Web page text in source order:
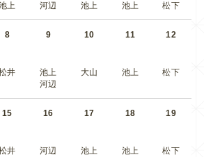
上 河辺 池上 池上 松下
8
井
9
池上
河辺
10
大山
11
池上
12
松下
15
井
16
河辺
17
池上
18
池上
19
松下